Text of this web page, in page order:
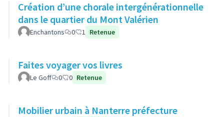
Création d’une chorale intergénérationnelle
dans le quartier du Mont Valérien
Enchantons 0 1 Retenue
Faites voyager vos livres
Le Goff 0 0 Retenue
Mobilier urbain à Nanterre préfecture